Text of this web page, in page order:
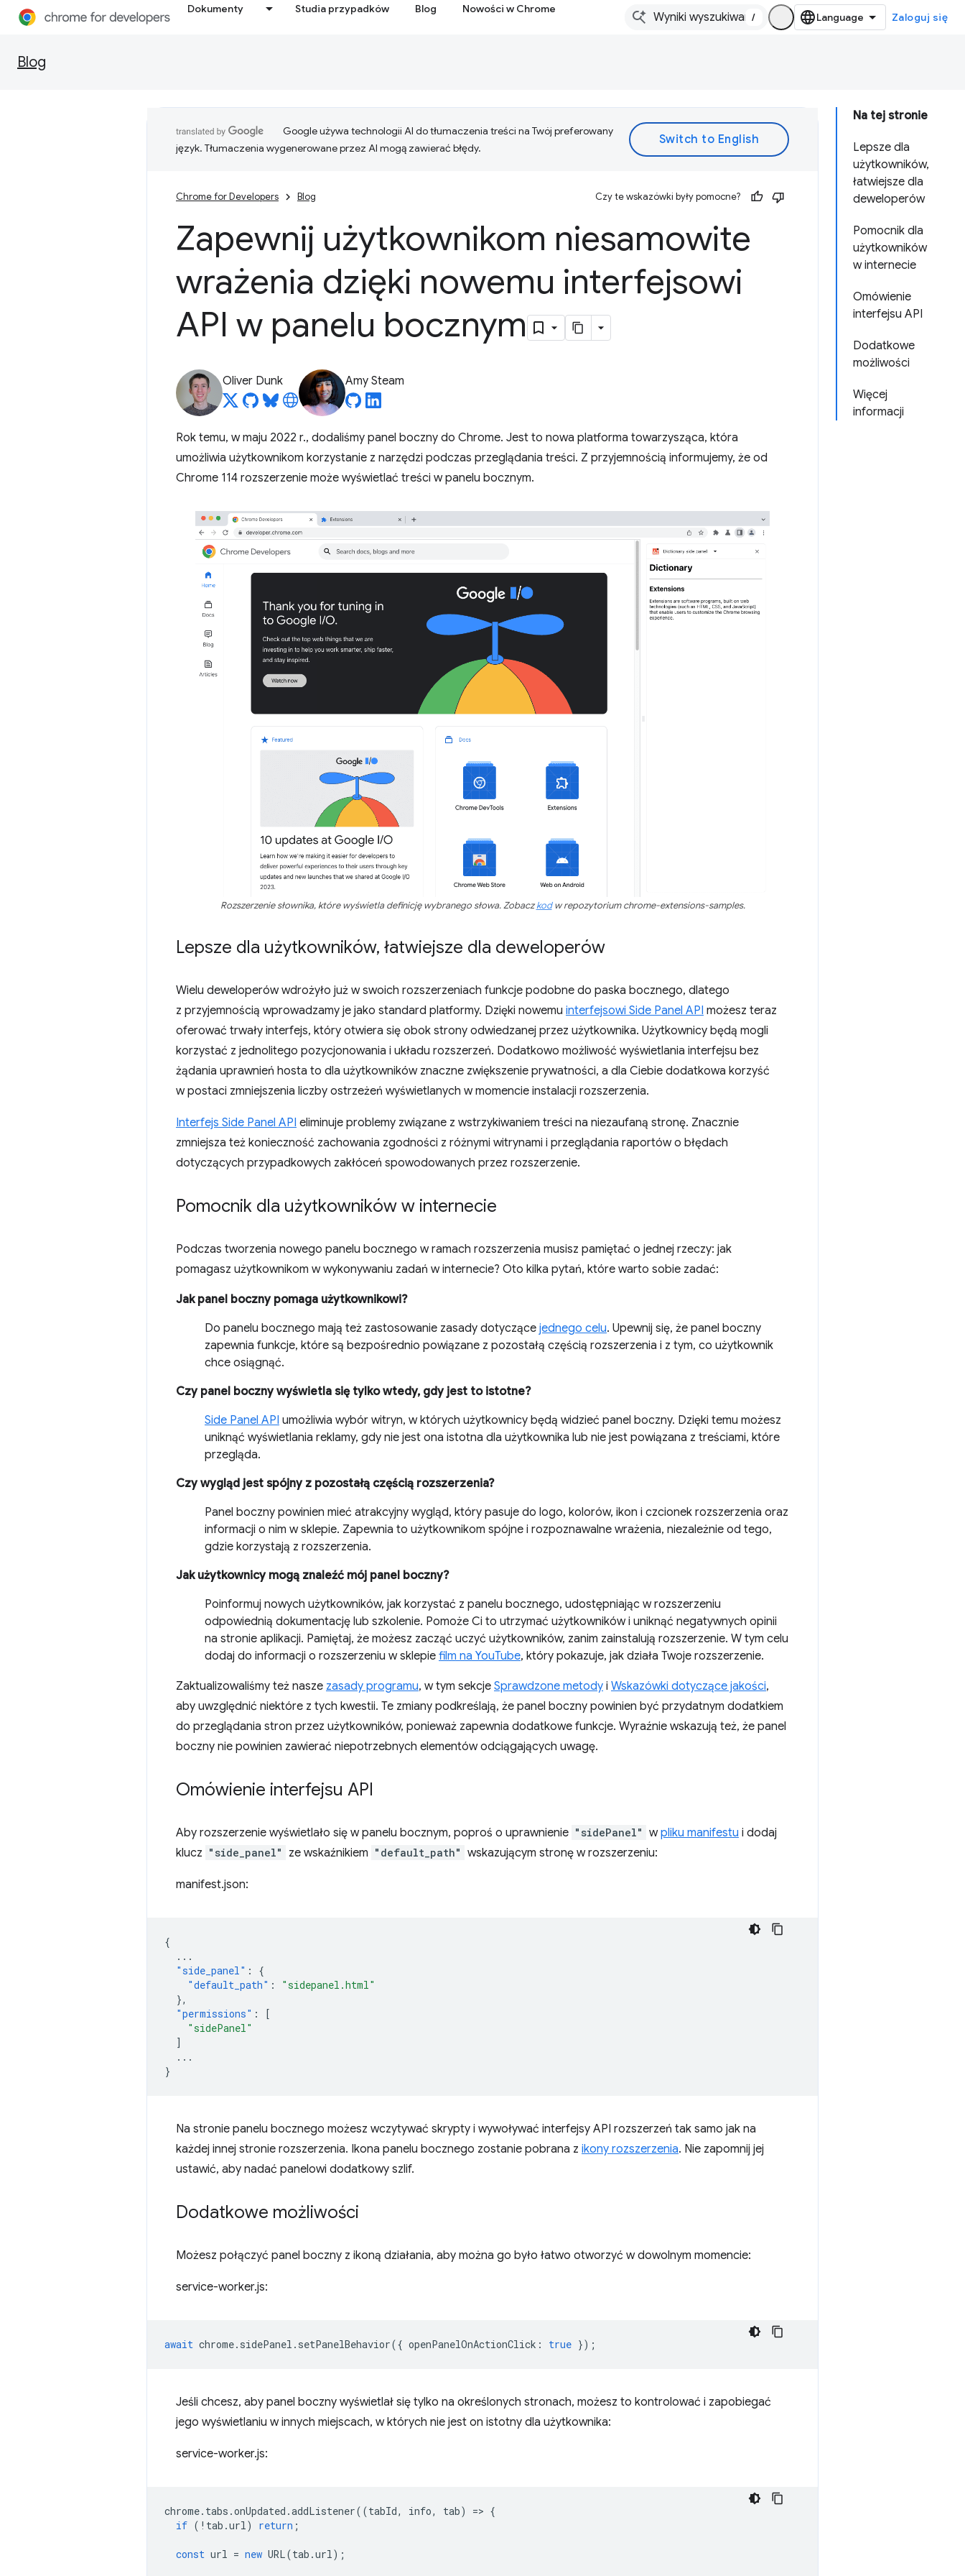
Dokumenty Studia przypadków Blog Nowości w Chrome
/ Zaloguj się
Blog
Na tej stronie
Lepsze dla
użytkowników,
łatwiejsze dla
deweloperów
Pomocnik dla
użytkowników
w internecie
Omówienie
interfejsu API
Dodatkowe
możliwości
Więcej
informacji
Google używa technologii AI do tłumaczenia treści na Twój preferowany
język. Tłumaczenia wygenerowane przez AI mogą zawierać błędy.
Chrome for Developers Blog Czy te wskazówki były pomocne?
Zapewnij użytkownikom niesamowite
wrażenia dzięki nowemu interfejsowi
API w panelu bocznym
Oliver Dunk Amy Steam
Rok temu, w maju 2022 r., dodaliśmy panel boczny do Chrome. Jest to nowa platforma towarzysząca, która
umożliwia użytkownikom korzystanie z narzędzi podczas przeglądania treści. Z przyjemnością informujemy, że od
Chrome 114 rozszerzenie może wyświetlać treści w panelu bocznym.
Rozszerzenie słownika, które wyświetla definicję wybranego słowa. Zobaczkodw repozytorium chrome-extensions-samples.
Lepsze dla użytkowników, łatwiejsze dla deweloperów
Wielu deweloperów wdrożyło już w swoich rozszerzeniach funkcje podobne do paska bocznego, dlatego
z przyjemnością wprowadzamy je jako standard platformy. Dzięki nowemu interfejsowi Side Panel API możesz teraz
oferować trwały interfejs, który otwiera się obok strony odwiedzanej przez użytkownika. Użytkownicy będą mogli
korzystać z jednolitego pozycjonowania i układu rozszerzeń. Dodatkowo możliwość wyświetlania interfejsu bez
żądania uprawnień hosta to dla użytkowników znaczne zwiększenie prywatności, a dla Ciebie dodatkowa korzyść
w postaci zmniejszenia liczby ostrzeżeń wyświetlanych w momencie instalacji rozszerzenia.
Interfejs Side Panel API eliminuje problemy związane z wstrzykiwaniem treści na niezaufaną stronę. Znacznie
zmniejsza też konieczność zachowania zgodności z różnymi witrynami i przeglądania raportów o błędach
dotyczących przypadkowych zakłóceń spowodowanych przez rozszerzenie.
Pomocnik dla użytkowników w internecie
Podczas tworzenia nowego panelu bocznego w ramach rozszerzenia musisz pamiętać o jednej rzeczy: jak
pomagasz użytkownikom w wykonywaniu zadań w internecie? Oto kilka pytań, które warto sobie zadać:
Jak panel boczny pomaga użytkownikowi?
Do panelu bocznego mają też zastosowanie zasady dotyczące jednego celu. Upewnij się, że panel boczny
zapewnia funkcje, które są bezpośrednio powiązane z pozostałą częścią rozszerzenia i z tym, co użytkownik
chce osiągnąć.
Czy panel boczny wyświetla się tylko wtedy, gdy jest to istotne?
Side Panel API umożliwia wybór witryn, w których użytkownicy będą widzieć panel boczny. Dzięki temu możesz
uniknąć wyświetlania reklamy, gdy nie jest ona istotna dla użytkownika lub nie jest powiązana z treściami, które
przegląda.
Czy wygląd jest spójny z pozostałą częścią rozszerzenia?
Panel boczny powinien mieć atrakcyjny wygląd, który pasuje do logo, kolorów, ikon i czcionek rozszerzenia oraz
informacji o nim w sklepie. Zapewnia to użytkownikom spójne i rozpoznawalne wrażenia, niezależnie od tego,
gdzie korzystają z rozszerzenia.
Jak użytkownicy mogą znaleźć mój panel boczny?
Poinformuj nowych użytkowników, jak korzystać z panelu bocznego, udostępniając w rozszerzeniu
odpowiednią dokumentację lub szkolenie. Pomoże Ci to utrzymać użytkowników i uniknąć negatywnych opinii
na stronie aplikacji. Pamiętaj, że możesz zacząć uczyć użytkowników, zanim zainstalują rozszerzenie. W tym celu
dodaj do informacji o rozszerzeniu w sklepie film na YouTube, który pokazuje, jak działa Twoje rozszerzenie.
Zaktualizowaliśmy też nasze zasady programu, w tym sekcje Sprawdzone metody i Wskazówki dotyczące jakości,
aby uwzględnić niektóre z tych kwestii. Te zmiany podkreślają, że panel boczny powinien być przydatnym dodatkiem
do przeglądania stron przez użytkowników, ponieważ zapewnia dodatkowe funkcje. Wyraźnie wskazują też, że panel
boczny nie powinien zawierać niepotrzebnych elementów odciągających uwagę.
Omówienie interfejsu API
Aby rozszerzenie wyświetlało się w panelu bocznym, poproś o uprawnienie "sidePanel" wpliku manifestu i dodaj
klucz "side_panel" ze wskaźnikiem "default_path" wskazującym stronę w rozszerzeniu:
manifest.json:
{
...
"side_panel" :
{
"default_path" :
"sidepanel.html"
},
"permissions" :
[
"sidePanel"
]
...
}
Na stronie panelu bocznego możesz wczytywać skrypty i wywoływać interfejsy API rozszerzeń tak samo jak na
każdej innej stronie rozszerzenia. Ikona panelu bocznego zostanie pobrana z ikony rozszerzenia. Nie zapomnij jej
ustawić, aby nadać panelowi dodatkowy szlif.
Dodatkowe możliwości
Możesz połączyć panel boczny z ikoną działania, aby można go było łatwo otworzyć w dowolnym momencie:
service-worker.js:
await chrome. sidePanel . setPanelBehavior({ openPanelOnActionClick : true });
Jeśli chcesz, aby panel boczny wyświetlał się tylko na określonych stronach, możesz to kontrolować i zapobiegać
jego wyświetlaniu w innych miejscach, w których nie jest on istotny dla użytkownika:
service-worker.js:
chrome. tabs .onUpdated .addListener((tabId, info, tab) => {
if ( ! tab .url) return ;
const url = new URL(tab .url);